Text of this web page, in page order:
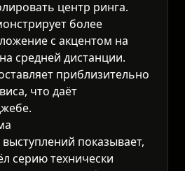
центр ринга.
более
с акцентом на
средней дистанции.
приблизительно
что даёт
показывает,
серию технически